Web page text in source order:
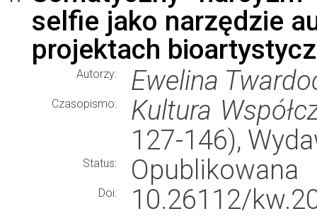
selfie jako narzędzie
projektach
Autorzy: Ewelina
Czasopismo:
Kultura
127-146),
Status: Opublikowana
Doi:
10.26112/